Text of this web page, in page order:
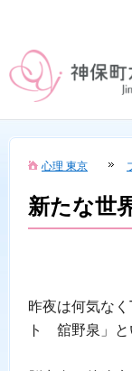
心理 東京
新たな世
昨夜は何気な
ト 舘野泉」と